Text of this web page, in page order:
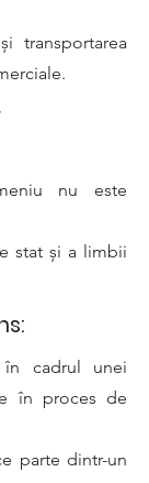
transportarea
nu este
stat și a limbii
cadrul unei
în proces de
parte dintr-un